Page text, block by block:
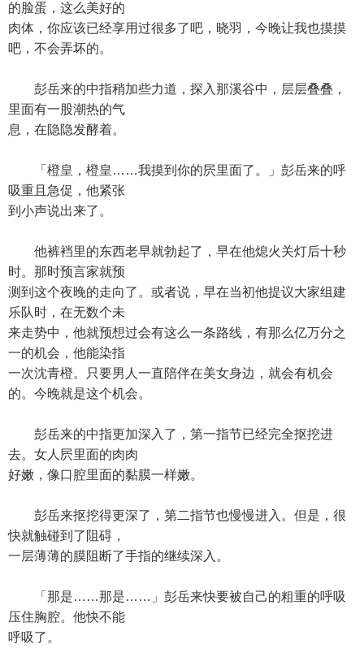
的脸蛋，这么美好的
肉体，你应该已经享用过很多了吧，晓羽，今晚让我也摸摸
吧，不会弄坏的。
彭岳来的中指稍加些力道，探入那溪谷中，层层叠叠，
里面有一股潮热的气
息，在隐隐发酵着。
「橙皇，橙皇……我摸到你的屄里面了。」彭岳来的呼
吸重且急促，他紧张
到小声说出来了。
他裤裆里的东西老早就勃起了，早在他熄火关灯后十秒
时。那时预言家就预
测到这个夜晚的走向了。或者说，早在当初他提议大家组建
乐队时，在无数个未
来走势中，他就预想过会有这么一条路线，有那么亿万分之
一的机会，他能染指
一次沈青橙。只要男人一直陪伴在美女身边，就会有机会
的。今晚就是这个机会。
彭岳来的中指更加深入了，第一指节已经完全抠挖进
去。女人屄里面的肉肉
好嫩，像口腔里面的黏膜一样嫩。
彭岳来抠挖得更深了，第二指节也慢慢进入。但是，很
快就触碰到了阻碍，
一层薄薄的膜阻断了手指的继续深入。
「那是……那是……」彭岳来快要被自己的粗重的呼吸
压住胸腔。他快不能
呼吸了。